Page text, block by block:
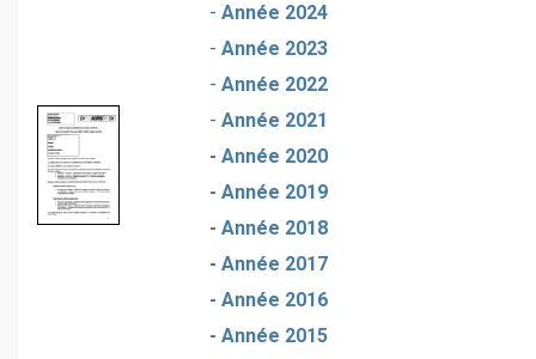
- Année 2024
- Année 2023
- Année 2022
- Année 2021
- Année 2020
- Année 2019
- Année 2018
- Année 2017
- Année 2016
- Année 2015